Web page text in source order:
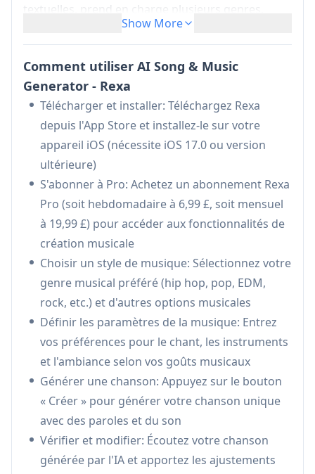
textuelles, prend en charge plusieurs genres,
notamment le hip-hop, la pop, l'EDM et le rock, et
permet aux utilisateurs de partager facilement
leurs créations sur diverses plateformes.
Générateur de musique IA:
chansons complètes à partir de photos ou de
descriptions textuelles à l'aide d'une
technologie d'IA avancée, y compris les
paroles, le chant et les parties instrumentales
Prise en charge de plusieurs genres:Offre
une variété de styles musicaux, y compris le
hip-hop, la pop, l'EDM et le rock pour une
expression créative diversifiée
Créateur de reprises:Permet aux utilisateurs
de réimaginer des chansons existantes ou d'en
créer de nouvelles à partir de zéro avec l'aide
de l'IA
Intégration de partage facile:Permet de
télécharger et de partager rapidement la
musique créée sur les plateformes sociales et
avec des amis
Cas d'utilisation de AI Song & Music
Generator - Rexa
Show More
Comment utiliser AI Song & Music
Generator - Rexa
Télécharger et installer: Téléchargez Rexa
depuis l'App Store et installez-le sur votre
appareil iOS (nécessite iOS 17.0 ou version
ultérieure)
S'abonner à Pro: Achetez un abonnement Rexa
Pro (soit hebdomadaire à 6,99 £, soit mensuel
à 19,99 £) pour accéder aux fonctionnalités de
création musicale
Choisir un style de musique: Sélectionnez votre
genre musical préféré (hip hop, pop, EDM,
rock, etc.) et d'autres options musicales
Définir les paramètres de la musique: Entrez
vos préférences pour le chant, les instruments
et l'ambiance selon vos goûts musicaux
Générer une chanson: Appuyez sur le bouton
« Créer » pour générer votre chanson unique
avec des paroles et du son
Vérifier et modifier: Écoutez votre chanson
générée par l'IA et apportez les ajustements